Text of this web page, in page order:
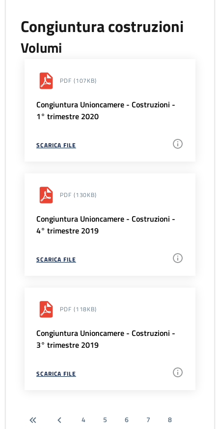
Congiuntura costruzioni
Volumi
PDF (107KB)
Congiuntura Unioncamere - Costruzioni -
1° trimestre 2020
SCARICA FILE
PDF (130KB)
Congiuntura Unioncamere - Costruzioni -
4° trimestre 2019
SCARICA FILE
PDF (118KB)
Congiuntura Unioncamere - Costruzioni -
3° trimestre 2019
SCARICA FILE
4 5 6 7
8